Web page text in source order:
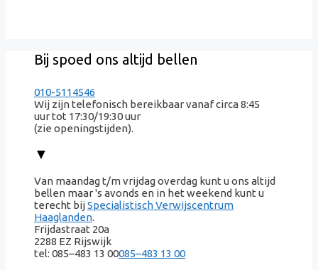
Bij spoed ons altijd bellen
010-5114546
Wij zijn telefonisch bereikbaar vanaf circa 8:45
uur tot 17:30/19:30 uur
(zie openingstijden).
▼
Van maandag t/m vrijdag overdag kunt u ons altijd
bellen maar 's avonds en in het weekend kunt u
terecht bijSpecialistisch Verwijscentrum
Haaglanden.
Frijdastraat 20a
2288 EZ Rijswijk
tel: 085–483 13 00085–483 13 00